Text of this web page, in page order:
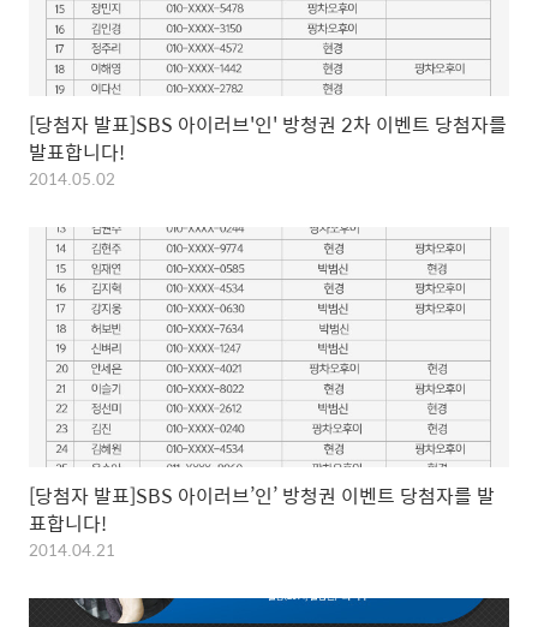
[당첨자 발표]SBS 아이러브'인' 방청권 2차 이벤트 당첨자를
발표합니다!
2014.05.02
[당첨자 발표]SBS 아이러브’인’ 방청권 이벤트 당첨자를 발
표합니다!
2014.04.21